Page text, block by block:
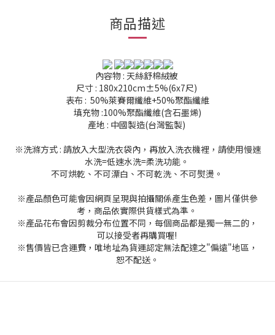
商品描述
內容物 : 天絲舒棉絨被
尺寸 : 180x210cm±5%(6x7尺)
表布 : 50%萊賽爾纖維+50%聚酯纖維
填充物 :100%聚酯纖維(含石墨烯)
產地 : 中國製造(台灣監製)
※洗滌方式 : 請放入大型洗衣袋內，再放入洗衣機裡，請使用慢速
水洗=低速水洗=柔洗功能。
不可烘乾、不可漂白、不可乾洗、不可熨燙。
※產品顏色可能會因網頁呈現與拍攝關係產生色差，圖片僅供參
考，商品依實際供貨樣式為準。
※產品花布會因剪裁分布位置不同，每個商品都是獨一無二的，
可以接受者再購買喔!
※售價皆已含運費，唯地址為貨運認定無法配達之"偏遠"地區，
恕不配送。